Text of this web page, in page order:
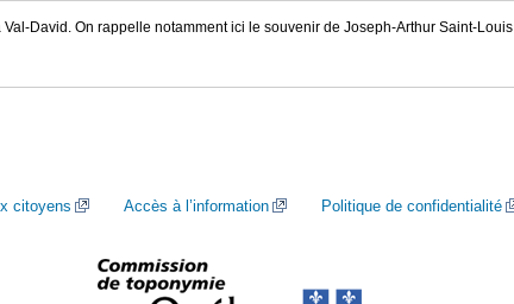
David. On rappelle notamment ici le souvenir de Joseph-Arthur Saint-
citoyens Accès à l’information Politique de confidentialité